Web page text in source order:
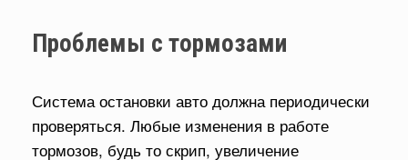
Проблемы с тормозами
Система остановки авто должна периодически
проверяться. Любые изменения в работе
тормозов, будь то скрип, увеличение